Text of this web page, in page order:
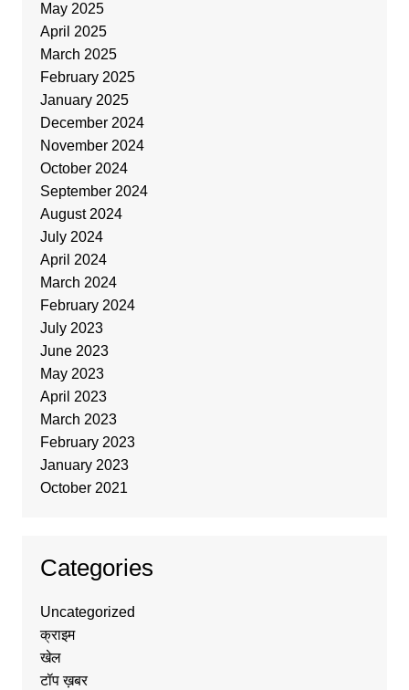
May 2025
April 2025
March 2025
February 2025
January 2025
December 2024
November 2024
October 2024
September 2024
August 2024
July 2024
April 2024
March 2024
February 2024
July 2023
June 2023
May 2023
April 2023
March 2023
February 2023
January 2023
October 2021
Categories
Uncategorized
क्राइम
खेल
टॉप ख़बर